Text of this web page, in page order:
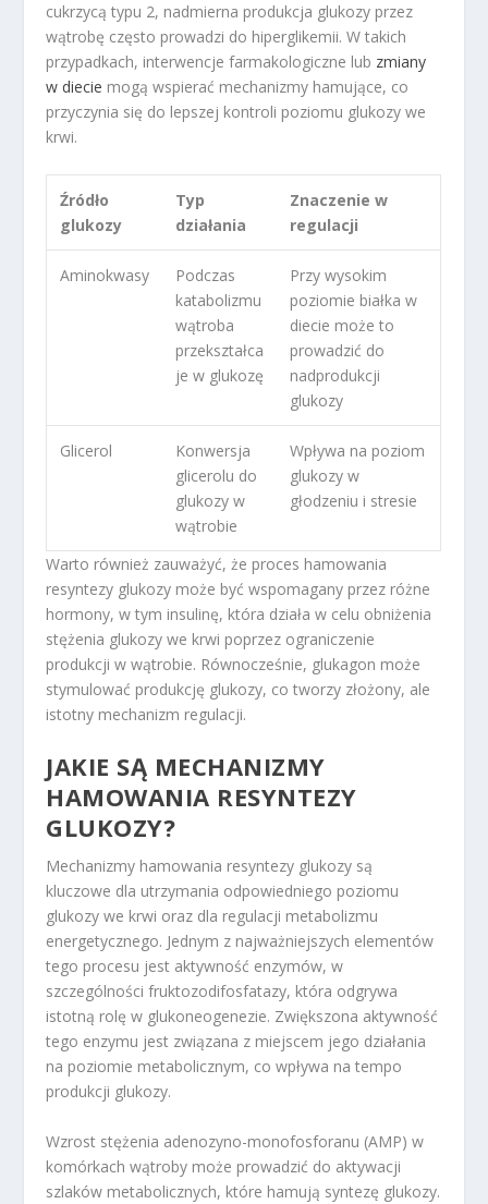
cukrzycą typu 2, nadmierna produkcja glukozy przez
wątrobę często prowadzi do hiperglikemii. W takich
przypadkach, interwencje farmakologiczne lub zmiany
w diecie mogą wspierać mechanizmy hamujące, co
przyczynia się do lepszej kontroli poziomu glukozy we
krwi.
Źródło
glukozy
Typ
działania
Znaczenie w
regulacji
Aminokwasy
Podczas
katabolizmu
wątroba
przekształca
je w glukozę
Przy wysokim
poziomie białka w
diecie może to
prowadzić do
nadprodukcji
glukozy
Glicerol
Konwersja
glicerolu do
glukozy w
wątrobie
Wpływa na poziom
glukozy w
głodzeniu i stresie
Warto również zauważyć, że proces hamowania
resyntezy glukozy może być wspomagany przez różne
hormony, w tym insulinę, która działa w celu obniżenia
stężenia glukozy we krwi poprzez ograniczenie
produkcji w wątrobie. Równocześnie, glukagon może
stymulować produkcję glukozy, co tworzy złożony, ale
istotny mechanizm regulacji.
JAKIE SĄ MECHANIZMY
HAMOWANIA RESYNTEZY
GLUKOZY?
Mechanizmy hamowania resyntezy glukozy są
kluczowe dla utrzymania odpowiedniego poziomu
glukozy we krwi oraz dla regulacji metabolizmu
energetycznego. Jednym z najważniejszych elementów
tego procesu jest aktywność enzymów, w
szczególności fruktozodifosfatazy, która odgrywa
istotną rolę w glukoneogenezie. Zwiększona aktywność
tego enzymu jest związana z miejscem jego działania
na poziomie metabolicznym, co wpływa na tempo
produkcji glukozy.
Wzrost stężenia adenozyno-monofosforanu (AMP) w
komórkach wątroby może prowadzić do aktywacji
szlaków metabolicznych, które hamują syntezę glukozy.